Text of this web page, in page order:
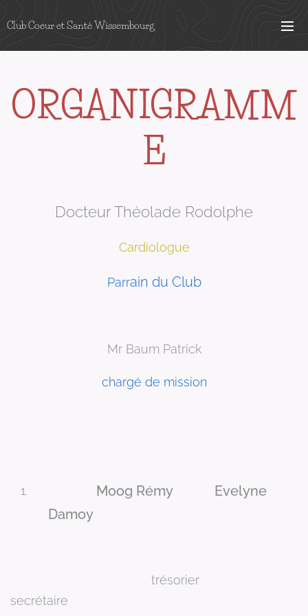
Club Coeur et Santé Wissembourg
ORGANIGRAMM
E
Docteur Théolade Rodolphe
Cardiologue
Parrain du Club
Mr Baum Patrick
chargé de mission
Moog Rémy Evelyne
Damoy
trésorier
secrétaire